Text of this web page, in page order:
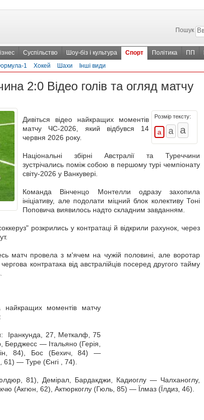
Пошук
Суспільство Шоу-біз і культура Спорт Політика ПП
1 Хокей Шахи Інші види
2:0 Відео голів та огляд матчу
Розмір тексту:
Дивіться відео найкращих моментів
матчу ЧС-2026, який відбувся 14
червня 2026 року.
Національні збірні Австралії та Туреччини
зустрічались поміж собою в першому турі чемпіонату
світу-2026 у Ванкувері.
Команда Вінченцо Монтелли одразу захопила
ініціативу, але подолати міцний блок колективу Тоні
Поповича виявилось надто складним завданням.
розкрились у контратаці й відкрили рахунок, через
матч провела з м'ячем на чужій половині, але воротар
контратака від австралійців посеред другого тайму
найкращих моментів матчу
Іранкунда, 27, Меткалф, 75
Берджесс — Італьяно (Герія,
84), Бос (Бехич, 84) —
61) — Туре (Єнгі , 74).
81), Демірал, Бардакджи, Кадиоглу — Чалханоглу,
(Акгюн, 62), Актюркоглу (Гюль, 85) — Їлмаз (Їлдиз, 46).